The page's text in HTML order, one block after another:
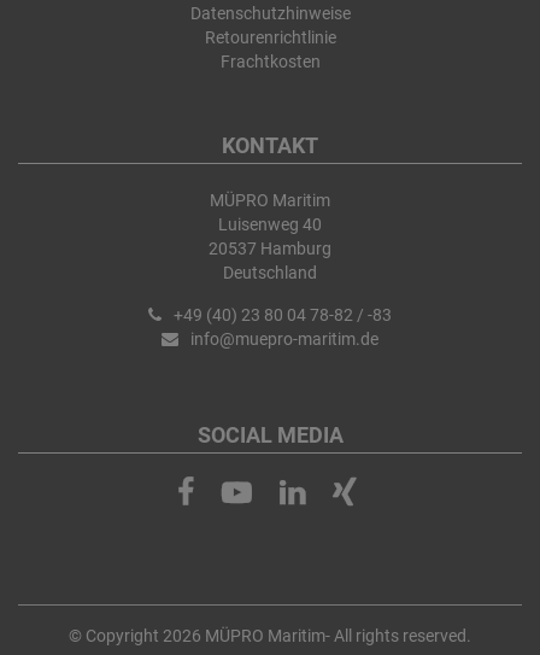
Datenschutzhinweise
Retourenrichtlinie
Frachtkosten
KONTAKT
MÜPRO Maritim
Luisenweg 40
20537 Hamburg
Deutschland
+49 (40) 23 80 04 78-82 / -83
info@muepro-maritim.de
SOCIAL MEDIA
© Copyright 2026 MÜPRO Maritim- All rights reserved.